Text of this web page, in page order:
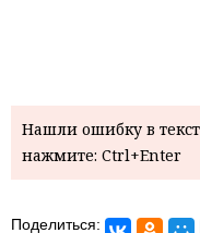
Нашли ошибку в
нажмите: Ctrl+Enter
Поделиться: